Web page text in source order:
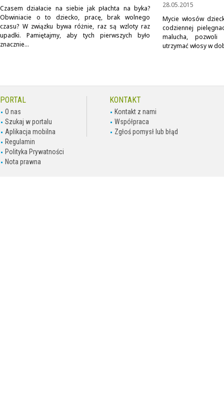
Czasem działacie na siebie jak płachta na byka?
Obwiniacie o to dziecko, pracę, brak wolnego
czasu? W związku bywa różnie, raz są wzloty raz
upadki. Pamiętajmy, aby tych pierwszych było
znacznie...
28.05.2015
Mycie włosów
codziennej
malucha,
utrzymać włosy w
PORTAL
O nas
Szukaj w portalu
Aplikacja mobilna
Regulamin
Polityka Prywatności
Nota prawna
KONTAKT
Kontakt z nami
Współpraca
Zgłoś pomysł lub błąd